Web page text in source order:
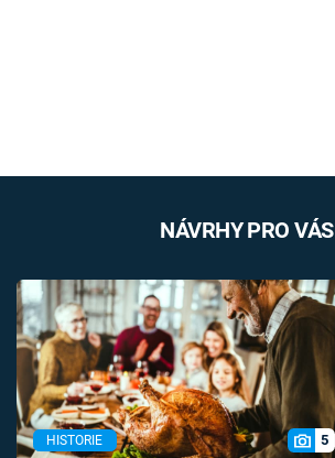
NÁVRHY PRO VÁS
HISTORIE 5